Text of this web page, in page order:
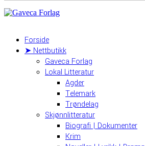
Forside
➤ Nettbutikk
Gaveca Forlag
Lokal Litteratur
Agder
Telemark
Trøndelag
Skjønnlitteratur
Biografi | Dokumenter
Krim